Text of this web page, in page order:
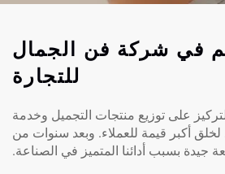
في شركة فن الجمال
للتجارة
على توزيع منتجات التجميل وخدمة
لخلق أكبر قيمة للعملاء. وبعد سنوات من
جيدة بسبب أدائنا المتميز في الصناعة.